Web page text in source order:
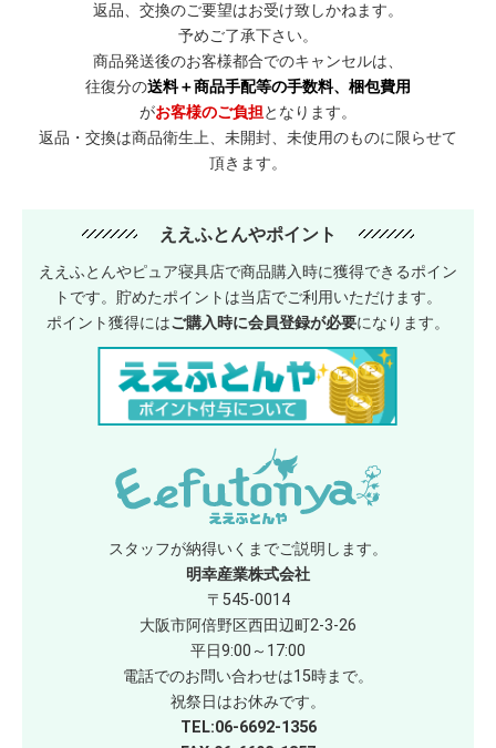
返品、交換のご要望はお受け致しかねます。
予めご了承下さい。
商品発送後のお客様都合でのキャンセルは、
往復分の送料＋商品手配等の手数料、梱包費用
がお客様のご負担となります。
返品・交換は商品衛生上、未開封、未使用のものに限らせて
頂きます。
ええふとんやポイント
ええふとんやピュア寝具店で商品購入時に獲得できるポイン
トです。貯めたポイントは当店でご利用いただけます。
ポイント獲得にはご購入時に会員登録が必要になります。
スタッフが納得いくまでご説明します。
明幸産業株式会社
〒545-0014
大阪市阿倍野区西田辺町2-3-26
平日9:00～17:00
電話でのお問い合わせは15時まで。
祝祭日はお休みです。
TEL:06-6692-1356